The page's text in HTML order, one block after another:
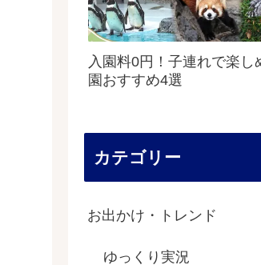
入園料0円！子連れで楽し
園おすすめ4選
カテゴリー
お出かけ・トレンド
ゆっくり実況